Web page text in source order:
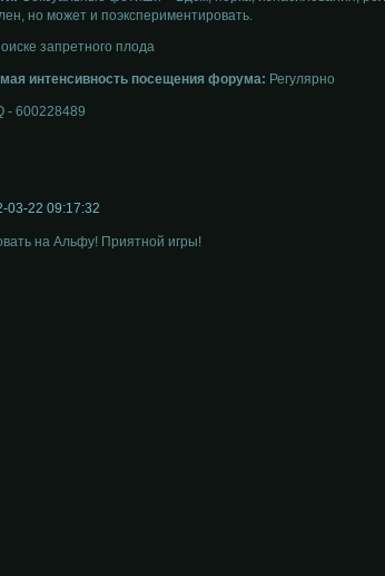
но может и поэкспериментировать.
запретного плода
интенсивность посещения форума: Регулярно
- 600228489
03-22 09:17:32
на Альфу! Приятной игры!